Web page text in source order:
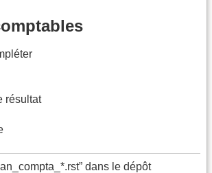
résultat
dans le dépôt